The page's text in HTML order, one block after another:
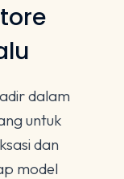
dalam
untuk
dan
model